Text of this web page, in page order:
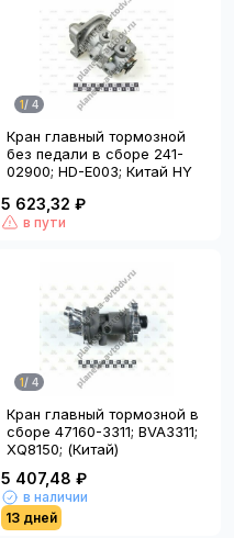
1/ 4
Кран главный тормозной
без педали в сборе 241-
02900; HD-E003; Китай HY
5 623,32 ₽
в пути
1/ 4
Кран главный тормозной в
сборе 47160-3311; BVA3311;
XQ8150; (Китай)
5 407,48 ₽
в наличии
13 дней